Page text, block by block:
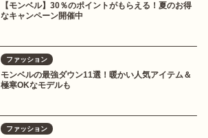
【モンベル】30％のポイントがもらえる！夏のお得
なキャンペーン開催中
ファッション
モンベルの最強ダウン11選！暖かい人気アイテム＆
極寒OKなモデルも
ファッション